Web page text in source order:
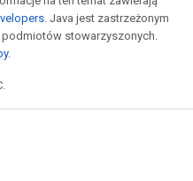
. Java jest zastrzeżonym
podmiotów stowarzyszonych.
.